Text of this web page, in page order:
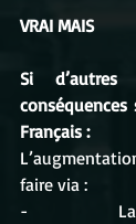
VRAI MAIS
Si d’autres
Français :
faire via :
-        La